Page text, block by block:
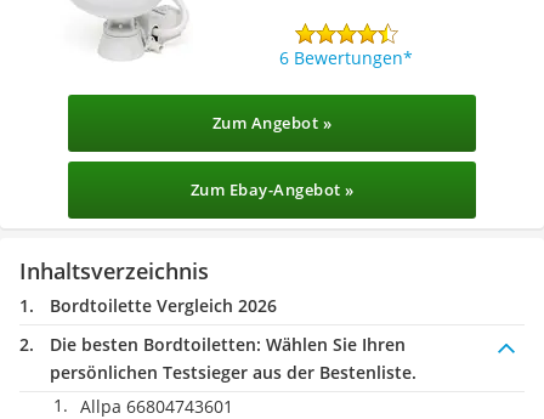
6 Bewertungen
Zum Angebot »
Zum Ebay-Angebot »
Inhaltsverzeichnis
Bordtoilette Vergleich 2026
Die besten Bordtoiletten: Wählen Sie Ihren
persönlichen Testsieger aus der Bestenliste.
Allpa 66804743601